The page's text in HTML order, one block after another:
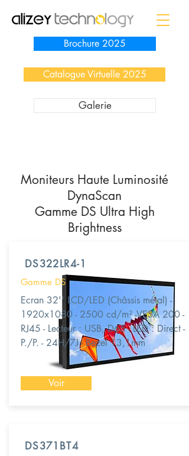
Brochure 2025
Galerie
Catalogue Virtuelle 2025
Moniteurs Haute Luminosité
DynaScan
Gamme DS Ultra High
Brightness
DS322LR4-1
Gamme DS
Ecran 32'' LCD/LED (Châssis métal) -
1920x1080 - 2500 cd/m² -VESA 200 -
RJ45 - Lecteur : USB, D65 - LED : Direct -
P./P. - 24H/7J - Bezel 13,1mm
Voir
DS371BT4